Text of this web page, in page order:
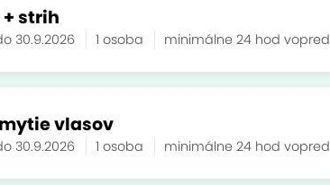
strih
30.9.2026 1 osoba minimálne 24 hod vopred
vlasov
30.9.2026 1 osoba minimálne 24 hod vopred